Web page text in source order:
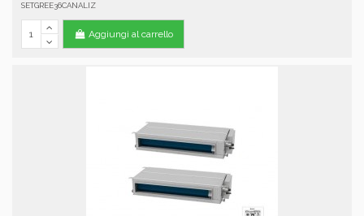
SETGREE36CANALIZ
Aggiungi al carrello